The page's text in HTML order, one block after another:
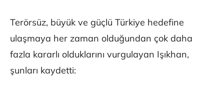
Terörsüz, büyük ve güçlü Türkiye hedefine
ulaşmaya her zaman olduğundan çok daha
fazla kararlı olduklarını vurgulayan Işıkhan,
şunları kaydetti: